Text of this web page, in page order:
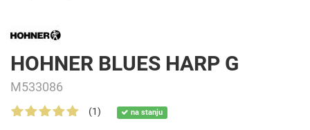
HOHNER BLUES HARP G
M533086
(1) na stanju